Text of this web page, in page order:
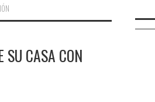
CASA CON